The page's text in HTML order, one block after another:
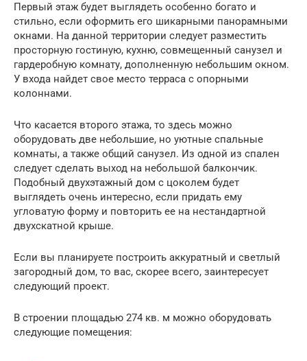
Первый этаж будет выглядеть особенно богато и
стильно, если оформить его шикарными панорамными
окнами. На данной территории следует разместить
просторную гостиную, кухню, совмещенный санузел и
гардеробную комнату, дополненную небольшим окном.
У входа найдет свое место терраса с опорными
колоннами.
Что касается второго этажа, то здесь можно
оборудовать две небольшие, но уютные спальные
комнаты, а также общий санузел. Из одной из спален
следует сделать выход на небольшой балкончик.
Подобный двухэтажный дом с цоколем будет
выглядеть очень интересно, если придать ему
угловатую форму и повторить ее на нестандартной
двухскатной крыше.
Если вы планируете построить аккуратный и светлый
загородный дом, то вас, скорее всего, заинтересует
следующий проект.
В строении площадью 274 кв. м можно оборудовать
следующие помещения: